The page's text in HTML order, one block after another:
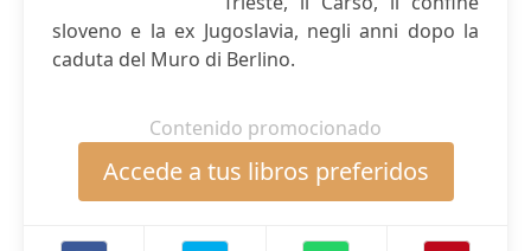
sloveno e la ex Jugoslavia, negli anni dopo la
caduta del Muro di Berlino.
Contenido promocionado
Accede a tus libros preferidos